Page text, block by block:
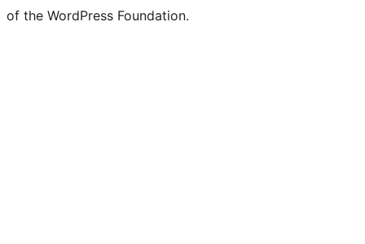
of the WordPress Foundation.